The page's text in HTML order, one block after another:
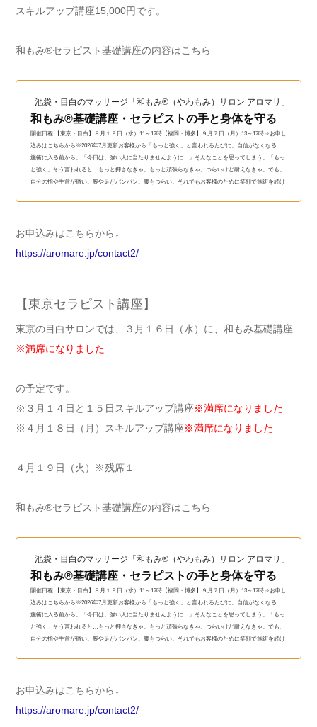
スキルアップ講座15,000円です。
和もみ®セラピスト基礎講座の内容はこちら
池袋・目白のマッサージ「和もみ®（やわもみ）サロン アロマリ」（和
和もみ®基礎講座・セラピストの手と身体を守る
開催日程 【東京・目白】８月１９日（水）11～17時【福岡・博多】９月７日（月）13～17時⇒お申し
込みはこちらから※2026年7月更新お客様から「もっと強く」と言われるたびに、自信がなくなる…
施術に入る前から、「今日は、強い人に当たりませんように…」そんなことを思ってしまう。「もっ
と強く」そう言われると…もっと押さなきゃ。もっと頑張らなきゃ。つらいけど耐えなきゃ。でも、
自分の指や手首が痛い。腕や足がパンパン。腰もつらい。それでもお客様のために笑顔で施術を続け
お申込みはこちらから↓
https://aromare.jp/contact2/
【東京セラピスト講座】
東京の目白サロンでは、３月１６日（水）に、和もみ基礎講座
※満席になりました
の予定です。
※３月１４日と１５日スキルアップ講座※満席になりました
※４月１８日（月）スキルアップ講座※満席になりました
４月１９日（火）※残席１
和もみ®セラピスト基礎講座の内容はこちら
池袋・目白のマッサージ「和もみ®（やわもみ）サロン アロマリ」（和
和もみ®基礎講座・セラピストの手と身体を守る
開催日程 【東京・目白】８月１９日（水）11～17時【福岡・博多】９月７日（月）13～17時⇒お申し
込みはこちらから※2026年7月更新お客様から「もっと強く」と言われるたびに、自信がなくなる…
施術に入る前から、「今日は、強い人に当たりませんように…」そんなことを思ってしまう。「もっ
と強く」そう言われると…もっと押さなきゃ。もっと頑張らなきゃ。つらいけど耐えなきゃ。でも、
自分の指や手首が痛い。腕や足がパンパン。腰もつらい。それでもお客様のために笑顔で施術を続け
お申込みはこちらから↓
https://aromare.jp/contact2/